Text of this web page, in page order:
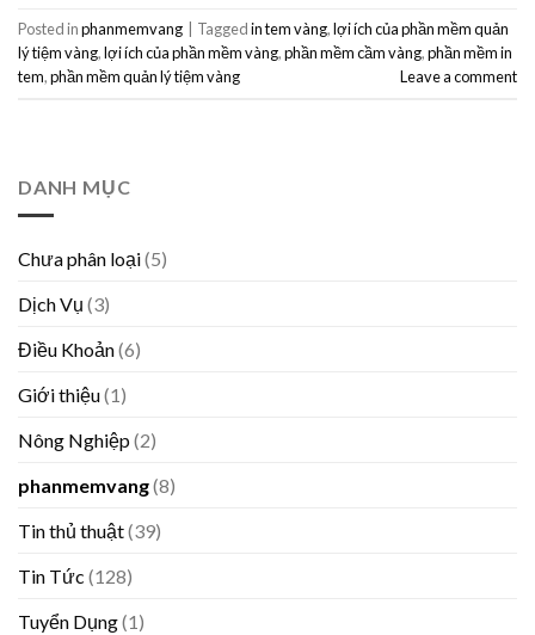
Posted inphanmemvang Taggedin tem vàng,lợi ích của phần mềm quản
lý tiệm vàng,lợi ích của phần mềm vàng,phần mềm cầm vàng,phần mềm in
tem,phần mềm quản lý tiệm vàng Leave a comment
DANH MỤC
Chưa phân loại(5)
Dịch Vụ (3)
Điều Khoản(6)
Giới thiệu(1)
Nông Nghiệp(2)
phanmemvang(8)
Tin thủ thuật(39)
Tin Tức (128)
Tuyển Dụng(1)